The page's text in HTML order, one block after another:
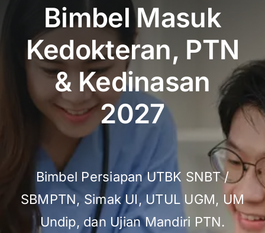
Bimbel Masuk
Kedokteran, PTN
& Kedinasan
2027
Bimbel Persiapan UTBK SNBT /
SBMPTN, Simak UI, UTUL UGM, UM
Undip, dan Ujian Mandiri PTN.